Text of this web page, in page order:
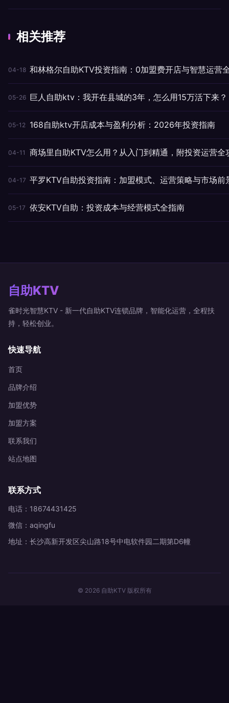
相关推荐
04-18 和林格尔自助KTV投资指南：0加盟费开店与智慧运营
05-26 巨人自助ktv：我开在县城的3年，怎么用15万活下来？
05-12 168自助ktv开店成本与盈利分析：2026年投资指南
04-11 商场里自助KTV怎么用？从入门到精通，附投资运营全
04-17 平罗KTV自助投资指南：加盟模式、运营策略与市场前
05-17 依安KTV自助：投资成本与经营模式全指南
自助KTV
雀时光智慧KTV - 新一代自助KTV连锁品牌，智能化运营，全程扶
持，轻松创业。
快速导航
首页
品牌介绍
加盟优势
加盟方案
联系我们
站点地图
联系方式
电话：18674431425
微信：aqingfu
地址：长沙高新开发区尖山路18号中电软件园二期第D6幢
© 2026 自助KTV 版权所有